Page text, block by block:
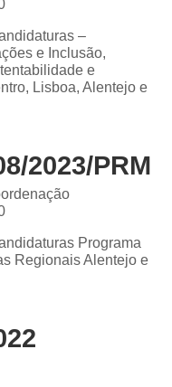
–
e Inclusão,
e
Lisboa, Alentejo e
2023/PRM
Programa
Regionais Alentejo e